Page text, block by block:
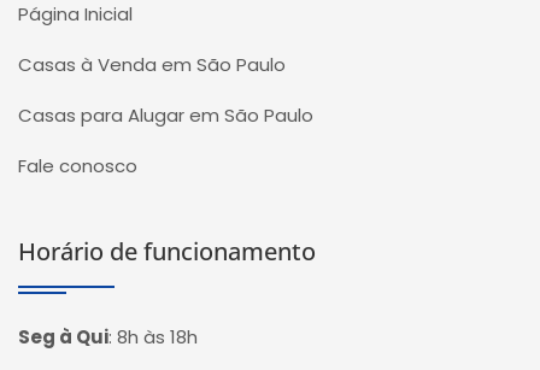
Página Inicial
Casas à Venda em São Paulo
Casas para Alugar em São Paulo
Fale conosco
Horário de funcionamento
Seg à Qui: 8h às 18h